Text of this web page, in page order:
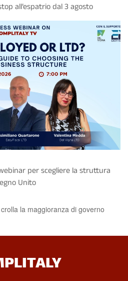
all’espatrio dal 3 agosto
per scegliere la struttura
Unito
la maggioranza di governo